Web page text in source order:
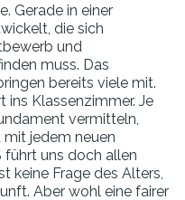
Gerade in einer
die sich
und
muss. Das
bereits viele mit.
ins Klassenzimmer. Je
vermitteln,
mit jedem neuen
führt uns doch allen
keine Frage des Alters,
Aber wohl eine fairer